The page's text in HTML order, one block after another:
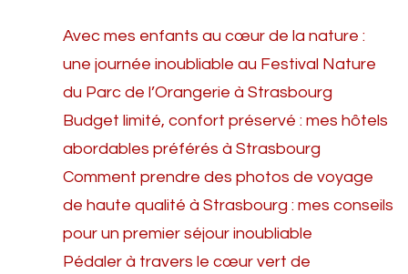
Avec mes enfants au cœur de la nature :
une journée inoubliable au Festival Nature
du Parc de l’Orangerie à Strasbourg
Budget limité, confort préservé : mes hôtels
abordables préférés à Strasbourg
Comment prendre des photos de voyage
de haute qualité à Strasbourg : mes conseils
pour un premier séjour inoubliable
Pédaler à travers le cœur vert de